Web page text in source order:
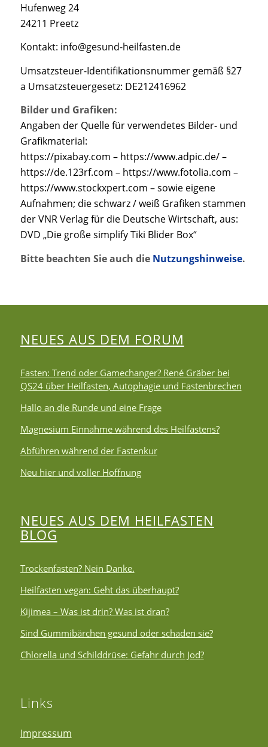
Hufenweg 24
24211 Preetz
Kontakt: info@gesund-heilfasten.de
Umsatzsteuer-Identifikationsnummer gemäß §27
a Umsatzsteuergesetz: DE212416962
Bilder und Grafiken:
Angaben der Quelle für verwendetes Bilder- und
Grafikmaterial:
https://pixabay.com – https://www.adpic.de/ –
https://de.123rf.com – https://www.fotolia.com –
https://www.stockxpert.com – sowie eigene
Aufnahmen; die schwarz / weiß Grafiken stammen
der VNR Verlag für die Deutsche Wirtschaft, aus:
DVD „Die große simplify Tiki Blider Box“
Bitte beachten Sie auch die Nutzungshinweise.
NEUES AUS DEM FORUM
Fasten: Trend oder Gamechanger? René Gräber bei
QS24 über Heilfasten, Autophagie und Fastenbrechen
Hallo an die Runde und eine Frage
Magnesium Einnahme während des Heilfastens?
Abführen während der Fastenkur
Neu hier und voller Hoffnung
NEUES AUS DEM HEILFASTEN
BLOG
Trockenfasten? Nein Danke.
Heilfasten vegan: Geht das überhaupt?
Kijimea – Was ist drin? Was ist dran?
Sind Gummibärchen gesund oder schaden sie?
Chlorella und Schilddrüse: Gefahr durch Jod?
Links
Impressum